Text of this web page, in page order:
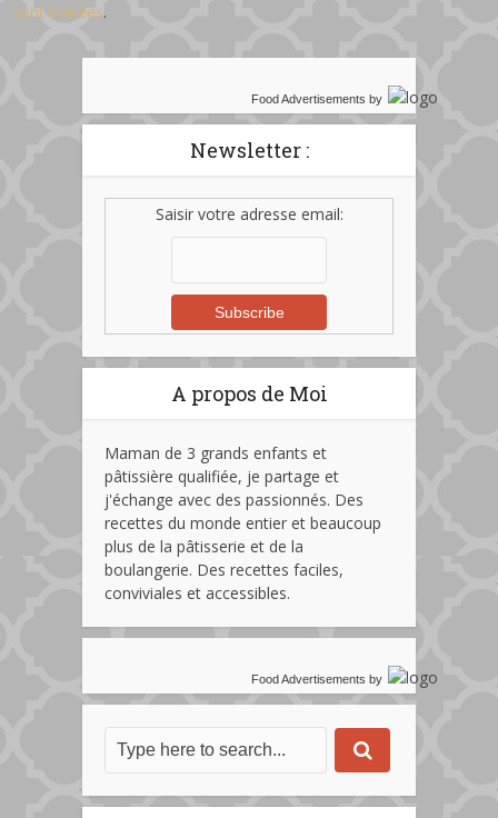
sont traitées.
Food Advertisements by
Newsletter :
Saisir votre adresse email:
A propos de Moi
Maman de 3 grands enfants et
pâtissière qualifiée, je partage et
j'échange avec des passionnés. Des
recettes du monde entier et beaucoup
plus de la pâtisserie et de la
boulangerie. Des recettes faciles,
conviviales et accessibles.
Food Advertisements by